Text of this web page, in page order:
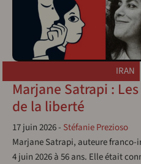
IRAN
Marjane Satrapi :
de la liberté
17 juin 2026- Stéfanie Prezioso
Marjane Satrapi, auteure
4 juin 2026 à 56 ans. Elle était